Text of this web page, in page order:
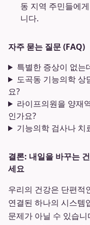
동 지역 주민들에
니다.
자주 묻는 질문 (FAQ)
특별한 증상이 없는
도곡동 기능의학 상
요?
라이프의원을 양재
인가요?
기능의학 검사나 치
결론: 내일을 바꾸는
세요
우리의 건강은 단편적
연결된 하나의 시스템
문제가 아닐 수 있습